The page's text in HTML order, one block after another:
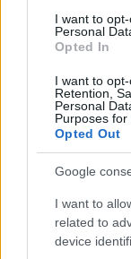
I want to
Personal
Opted In
I want to
Retention,
Personal
Purposes for
Opted Out
Google
I want to
related to
device
Professionnel
hosszantartó
teszi, hogy
frizurát